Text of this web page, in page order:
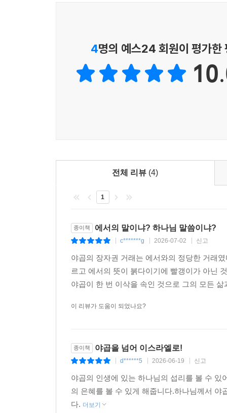
던 것입니다. 그런데 이상하게도, 유독 야곱에게
을 사기꾼, 속이는 자로 해석해야 한다는 특별한
야곱이 한 일을 다시 한번 보십시오. 그것이 과
꽂아 두니, 양들이 그것을 보고 교미하여 그 무늬
그래서 월튼은 “야곱이 나무껍질을 벗겨서 양을
것이 안 될 것이 뻔하니까 허락한 것입니다. 저는
어본 적이 없습니다. 야곱은 꿈에서 알려주신 대
저 자신이 꿈에서 본 것과 동일한 품종의 양과 염
서 그렇게 하라고 가르쳐 주시고, 그것을 믿고 순
야곱이 이스라엘이라는 이름을 쉽게 거져얻은
은 이름이며(창 32:27-28), 나중에 엘벧엘에서 온
씨름하고 환도뼈가 부러질 정도로 하나님을 찾
은혜의 장소 벧엘에 가서 예배드릴 때 주셨던 이름
4명의 예스24 회원이 평가한
전체 리뷰 (4)
1
종이책 에서의 말이냐? 하나님 말씀이냐?
c*******g 2026-07-02 신고
야곱의 장자권 거래는 에서와의 정당한 거래
르고 에서의 뜻이 붉다이기에 빨갱이가 아닌
야곱이 한 번 이삭을 속인 것으로 그의 모든
이 리뷰가 도움이 되었나요?
종이책 야곱을 넘어 이스라엘로!
d******5 2026-06-19 신고
야곱의 인생에 있는 하나님의 섭리를 볼 수
의 은혜를 볼 수 있게 해줍니다.하나님께서
다. 더보기